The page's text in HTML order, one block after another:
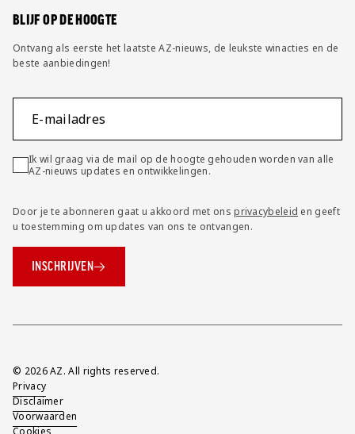
BLIJF OP DE HOOGTE
Ontvang als eerste het laatste AZ-nieuws, de leukste winacties en de
beste aanbiedingen!
E-mailadres
Ik wil graag via de mail op de hoogte gehouden worden van alle
AZ-nieuws updates en ontwikkelingen.
Door je te abonneren gaat u akkoord met onsprivacybeleid en geeft
u toestemming om updates van ons te ontvangen.
INSCHRIJVEN
Overig
© 2026 AZ. All rights reserved.
Privacy
Disclaimer
Voorwaarden